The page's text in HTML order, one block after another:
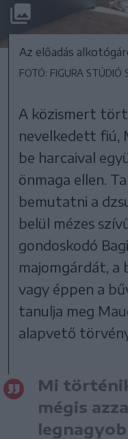
Az előadás
FOTÓ: FIGURA STÚDIÓ
A közismert
nevelkedett fiú,
be harcaival
önmaga ellen.
bemutatni a
belül mézes
gondoskodó
majomgárdát,
vagy éppen a
tanulja meg
alapvető
Mi
mégis